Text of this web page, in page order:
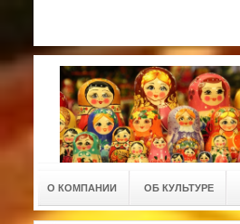
О КОМПАНИИ ОБ КУЛЬТУРЕ